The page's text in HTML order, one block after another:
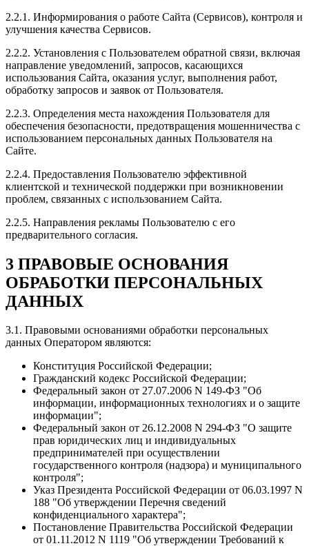
2.2.1. Информирования о работе Сайта (Сервисов), контроля и
улучшения качества Сервисов.
2.2.2. Установления с Пользователем обратной связи, включая
направление уведомлений, запросов, касающихся
использования Сайта, оказания услуг, выполнения работ,
обработку запросов и заявок от Пользователя.
2.2.3. Определения места нахождения Пользователя для
обеспечения безопасности, предотвращения мошенничества с
использованием персональных данных Пользователя на
Сайте.
2.2.4. Предоставления Пользователю эффективной
клиентской и технической поддержки при возникновении
проблем, связанных с использованием Сайта.
2.2.5. Направления рекламы Пользователю с его
предварительного согласия.
3 ПРАВОВЫЕ ОСНОВАНИЯ
ОБРАБОТКИ ПЕРСОНАЛЬНЫХ
ДАННЫХ
3.1. Правовыми основаниями обработки персональных
данных Оператором являются:
Конституция Российской Федерации;
Гражданский кодекс Российской Федерации;
Федеральный закон от 27.07.2006 N 149-ФЗ "Об
информации, информационных технологиях и о защите
информации";
Федеральный закон от 26.12.2008 N 294-ФЗ "О защите
прав юридических лиц и индивидуальных
предпринимателей при осуществлении
государственного контроля (надзора) и муниципального
контроля";
Указ Президента Российской Федерации от 06.03.1997 N
188 "Об утверждении Перечня сведений
конфиденциального характера";
Постановление Правительства Российской Федерации
от 01.11.2012 N 1119 "Об утверждении Требований к